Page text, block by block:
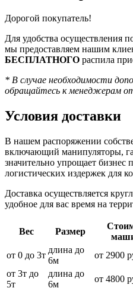
Дорогой покупатель!
Для удобства осуществления
мы предоставляем нашим
БЕСПЛАТНОГО распила
* В случае необходимости
обращайтесь к менеджерам
Условия доставки
В нашем распоряжении
включающий манипуляторы,
значительно упрощает бизнес
логистических издержек для
Доставка осуществляется
удобное для вас время на
Вес Размер
от 0 до 3т
длина до
6м
от 2900
от 3т до
5т
длина до
6м
от 4800